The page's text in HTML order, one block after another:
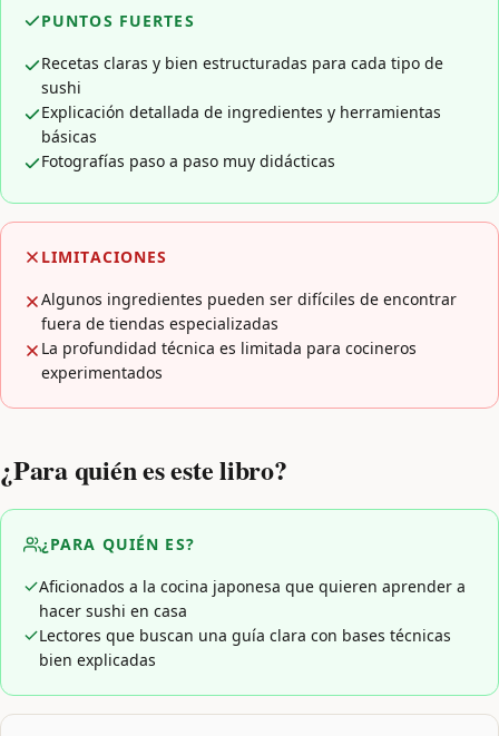
PUNTOS FUERTES
Recetas claras y bien estructuradas para cada tipo de
sushi
Explicación detallada de ingredientes y herramientas
básicas
Fotografías paso a paso muy didácticas
LIMITACIONES
Algunos ingredientes pueden ser difíciles de encontrar
fuera de tiendas especializadas
La profundidad técnica es limitada para cocineros
experimentados
¿Para quién es este libro?
¿PARA QUIÉN ES?
Aficionados a la cocina japonesa que quieren aprender a
hacer sushi en casa
Lectores que buscan una guía clara con bases técnicas
bien explicadas